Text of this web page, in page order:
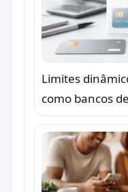
Limites
como bancos